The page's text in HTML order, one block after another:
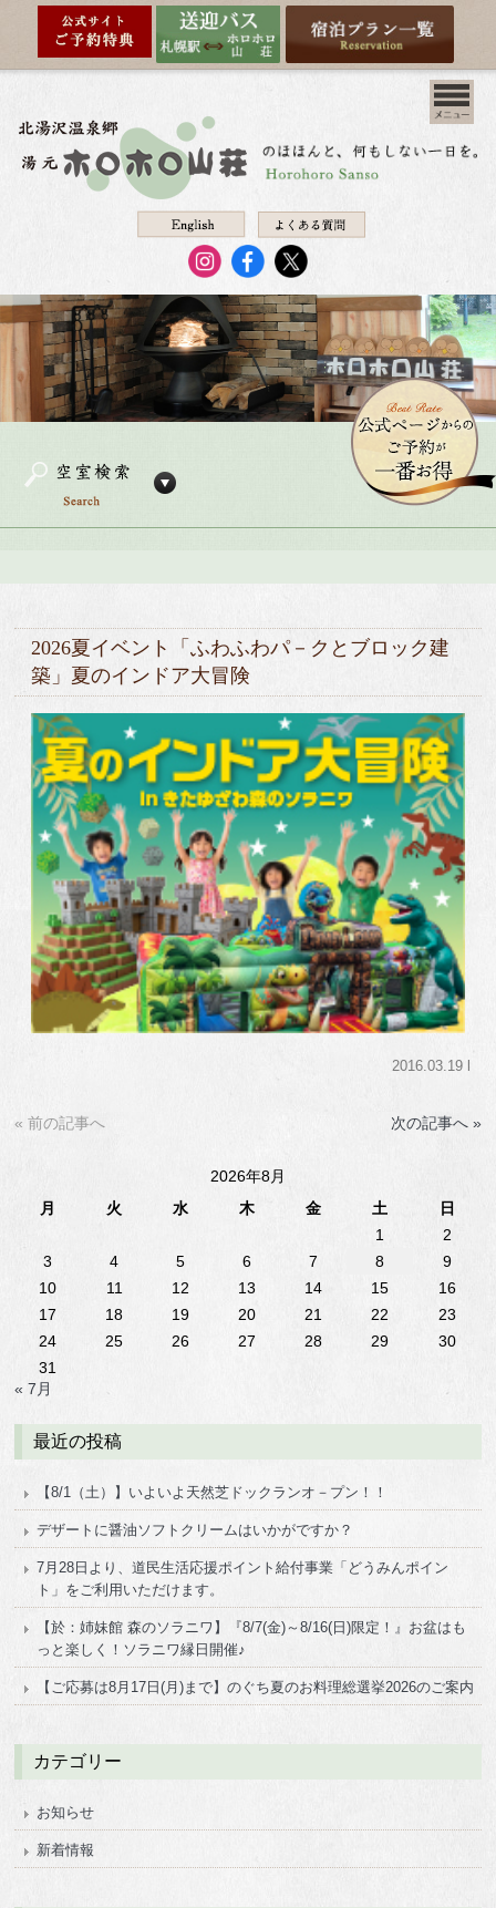
2026夏イベント「ふわふわパ－クとブロック建
築」夏のインドア大冒険
2016.03.19 l
« 前の記事へ 次の記事へ »
2026年8月
月
火 水 木 金 土
日
1
2
3
4 5 6 7 8
9
10
11 12 13 14 15
16
17
18 19 20 21 22
23
24
25 26 27 28 29
30
31
« 7月
最近の投稿
【8/1（土）】いよいよ天然芝ドックランオ－プン！！
デザートに醤油ソフトクリームはいかがですか？
7月28日より、道民生活応援ポイント給付事業「どうみんポイン
ト」をご利用いただけます。
【於：姉妹館 森のソラニワ】『8/7(金)～8/16(日)限定！』お盆はも
っと楽しく！ソラニワ縁日開催♪
【ご応募は8月17日(月)まで】のぐち夏のお料理総選挙2026のご案内
カテゴリー
お知らせ
新着情報